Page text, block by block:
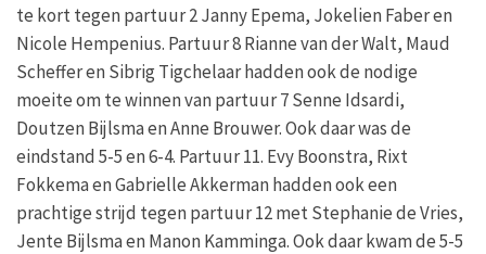
te kort tegen partuur 2 Janny Epema, Jokelien Faber en
Nicole Hempenius. Partuur 8 Rianne van der Walt, Maud
Scheffer en Sibrig Tigchelaar hadden ook de nodige
moeite om te winnen van partuur 7 Senne Idsardi,
Doutzen Bijlsma en Anne Brouwer. Ook daar was de
eindstand 5-5 en 6-4. Partuur 11. Evy Boonstra, Rixt
Fokkema en Gabrielle Akkerman hadden ook een
prachtige strijd tegen partuur 12 met Stephanie de Vries,
Jente Bijlsma en Manon Kamminga. Ook daar kwam de 5-5